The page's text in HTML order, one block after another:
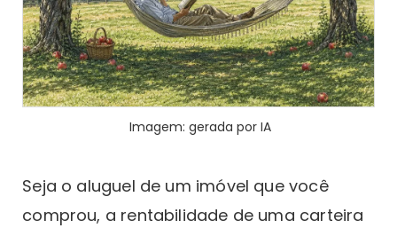
Imagem: gerada por IA
Seja o aluguel de um imóvel que você
comprou, a rentabilidade de uma carteira